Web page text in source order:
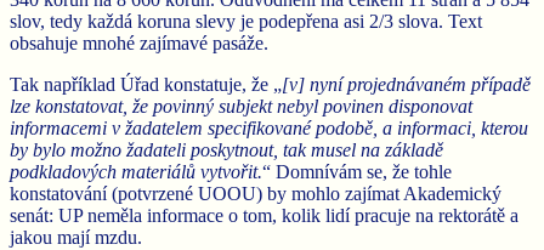
slov, tedy každá koruna slevy je podepřena asi 2/3 slova. Text
obsahuje mnohé zajímavé pasáže.
Tak například Úřad konstatuje, že „[v] nyní projednávaném případě
lze konstatovat, že povinný subjekt nebyl povinen disponovat
informacemi v žadatelem specifikované podobě, a informaci, kterou
by bylo možno žadateli poskytnout, tak musel na základě
podkladových materiálů vytvořit.“ Domnívám se, že tohle
konstatování (potvrzené UOOU) by mohlo zajímat Akademický
senát: UP neměla informace o tom, kolik lidí pracuje na rektorátě a
jakou mají mzdu.